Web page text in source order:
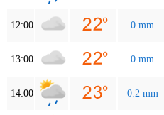
12:00 0 mm
13:00 0 mm
14:00 0.2 mm